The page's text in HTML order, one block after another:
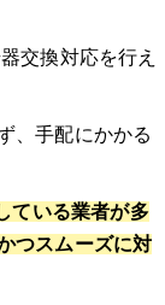
交換対応を行え
、手配にかかる
ている業者が多
つスムーズに対